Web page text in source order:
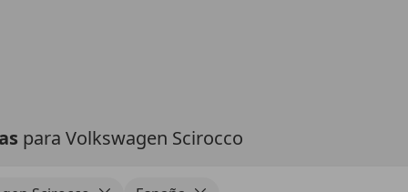
para Volkswagen Scirocco